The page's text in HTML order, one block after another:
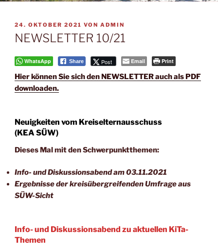
VERÖFFENTLICHT
AM
24. OKTOBER 2021 VON ADMIN
NEWSLETTER 10/21
WhatsApp Share Post Email Print
Hier kön­nen Sie sich den NEWSLETTER auch als PDF
downloaden.
Neuigkeiten vom Kreiselternausschuss
(KEA SÜW)
Die­ses Mal mit den Schwerpunktthemen:
Info- und Dis­kus­si­ons­abend am 03.11.2021
Ergeb­nis­se der kreis­über­grei­fen­den Umfra­ge aus
SÜW-Sicht
Info- und Diskussionsabend zu aktuellen KiTa-
Themen